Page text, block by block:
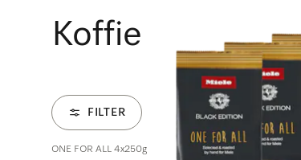
Koffie
FILTER
ONE FOR ALL 4x250g